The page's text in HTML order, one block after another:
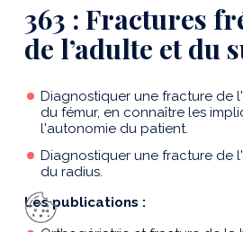
363 : Fractures
de l’adulte et du
Diagnostiquer une fracture de
du fémur, en connaître les
l'autonomie du patient.
Diagnostiquer une fracture de
du radius.
Les publications :